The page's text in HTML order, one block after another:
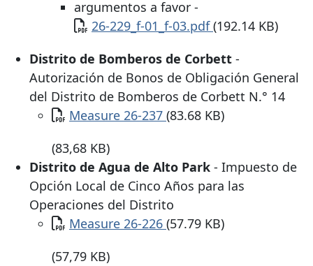
argumentos a favor -
Documento
26-229_f-01_f-03.pdf(192.14 KB)
Distrito de Bomberos de Corbett -
Autorización de Bonos de Obligación General
del Distrito de Bomberos de Corbett N.° 14
Documento
Measure 26-237 (83.68 KB)
(83,68 KB)
Distrito de Agua de Alto Park - Impuesto de
Opción Local de Cinco Años para las
Operaciones del Distrito
Documento
Measure 26-226 (57.79 KB)
(57,79 KB)